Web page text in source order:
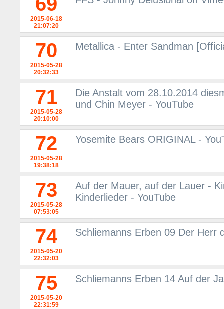
2015-06-18
21:07:20
70
2015-05-28
20:32:33
Metallica - Enter Sandman
71
2015-05-28
20:10:00
Die Anstalt vom 28.10.2014
und Chin Meyer - YouTube
72
2015-05-28
19:38:18
Yosemite Bears ORIGINAL -
73
2015-05-28
07:53:05
Auf der Mauer, auf der Lauer -
Kinderlieder - YouTube
74
2015-05-20
22:32:03
Schliemanns Erben 09 Der Herr
75
2015-05-20
22:31:59
Schliemanns Erben 14 Auf der